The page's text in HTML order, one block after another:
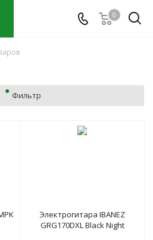
0
Фильтр
Электрогитара IBANEZ
GRG170DXL Black Night